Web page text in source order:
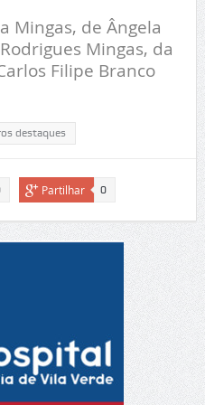
Mingas, de Ângela
Mingas, da
Filipe Branco
destaques
Partilhar 0